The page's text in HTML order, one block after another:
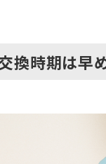
換時期は早